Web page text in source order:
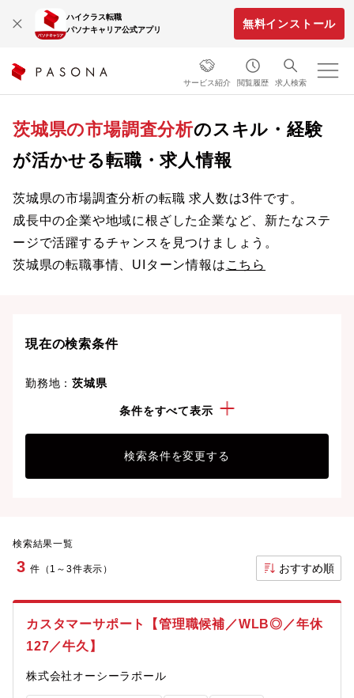
ハイクラス転職
パソナキャリア公式アプリ
無料インストール
サービス紹介 閲覧履歴 求人検索
茨城県の市場調査分析のスキル・経験
が活かせる転職・求人情報
茨城県の市場調査分析の転職 求人数は3件です。
成長中の企業や地域に根ざした企業など、新たなステ
ージで活躍するチャンスを見つけましょう。
茨城県の転職事情、UIターン情報は こちら
現在の検索条件
勤務地：茨城県
市場調査分析
条件をすべて表示
検索条件を変更する
検索結果一覧
3 件（1～3件表示） おすすめ順
カスタマーサポート【管理職候補／WLB◎／年休
127／牛久】
株式会社オーシーラポール